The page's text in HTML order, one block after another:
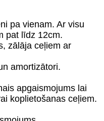
pa vienam. Ar visu
pat līdz 12cm.
zālāja ceļiem ar
amortizātori.
apgaismojums lai
koplietošanas ceļiem.